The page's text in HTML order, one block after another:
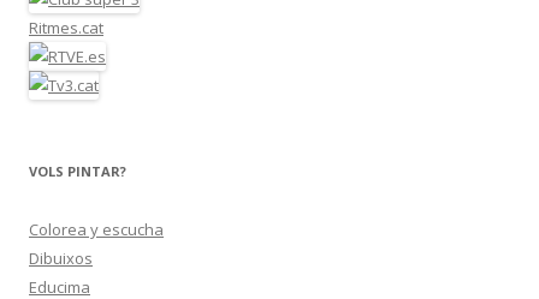
Ritmes.cat
VOLS PINTAR?
Colorea y escucha
Dibuixos
Educima